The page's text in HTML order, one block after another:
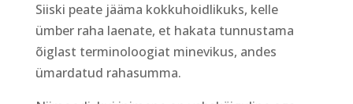
Siiski peate jääma kokkuhoidlikuks, kelle
ümber raha laenate, et hakata tunnustama
õiglast terminoloogiat minevikus, andes
ümardatud rahasumma.